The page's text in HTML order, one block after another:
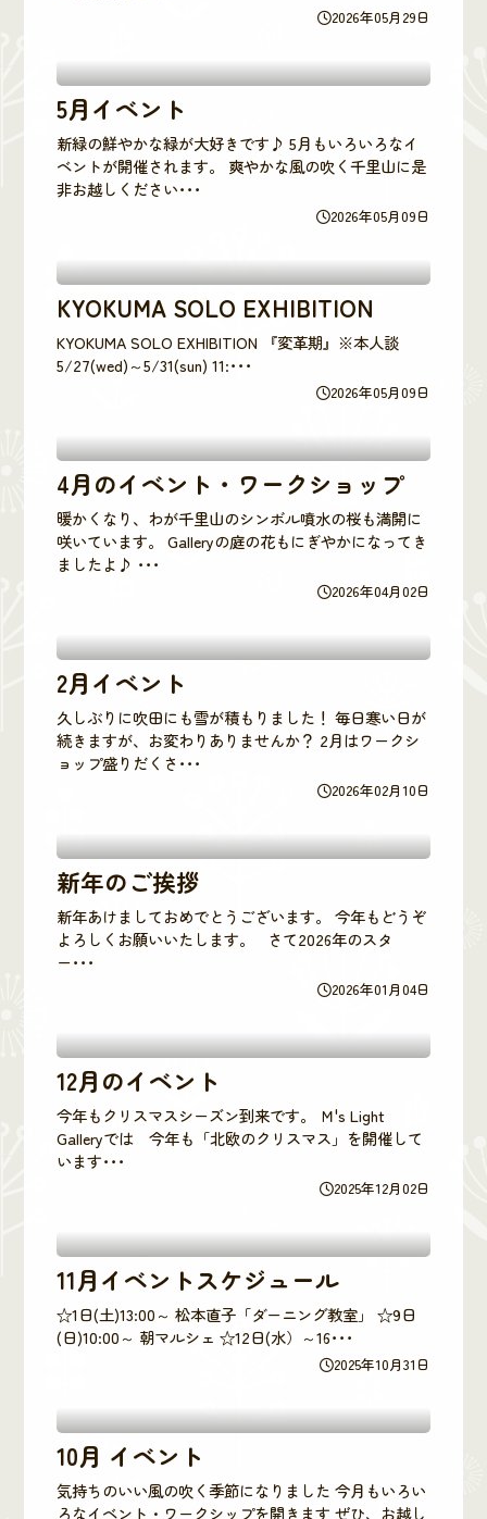
2026年05月29日
5月イベント
2026年05月09日
新緑の鮮やかな緑が大好きです♪ 5月もいろいろなイ
ベントが開催されます。 爽やかな風の吹く千里山に是
非お越しください･･･
KYOKUMA SOLO EXHIBITION
2026年05月09日
KYOKUMA SOLO EXHIBITION 『変革期』※本人談
5/27(wed)～5/31(sun) 11:･･･
4月のイベント・ワークショップ
2026年04月02日
暖かくなり、わが千里山のシンボル噴水の桜も満開に
咲いています。 Galleryの庭の花もにぎやかになってき
ましたよ♪ ･･･
2月イベント
2026年02月10日
久しぶりに吹田にも雪が積もりました！ 毎日寒い日が
続きますが、お変わりありませんか？ 2月はワークシ
ョップ盛りだくさ･･･
新年のご挨拶
2026年01月04日
新年あけましておめでとうございます。 今年もどうぞ
よろしくお願いいたします。 さて2026年のスタ
ー･･･
12月のイベント
2025年12月02日
今年もクリスマスシーズン到来です。 Ｍ's Light
Galleryでは 今年も「北欧のクリスマス」を開催して
います･･･
11月イベントスケジュール
2025年10月31日
☆1日(土)13:00～ 松本直子「ダーニング教室」 ☆9日
(日)10:00～ 朝マルシェ ☆12日(水）～16･･･
10月 イベント
気持ちのいい風の吹く季節になりました 今月もいろい
ろなイベント・ワークシップを開きます ぜひ、お越し